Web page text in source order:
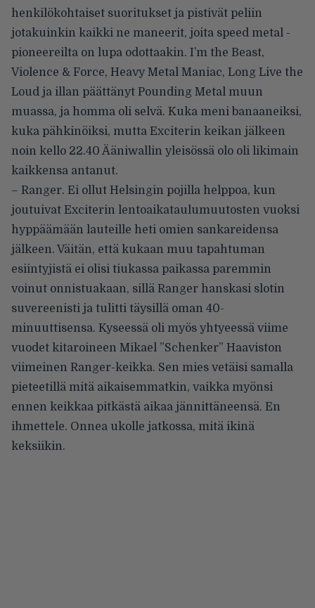
henkilökohtaiset suoritukset ja pistivät peliin
jotakuinkin kaikki ne maneerit, joita speed metal -
pioneereilta on lupa odottaakin. I’m the Beast,
Violence & Force, Heavy Metal Maniac, Long Live the
Loud ja illan päättänyt Pounding Metal muun
muassa, ja homma oli selvä. Kuka meni banaaneiksi,
kuka pähkinöiksi, mutta Exciterin keikan jälkeen
noin kello 22.40 Ääniwallin yleisössä olo oli likimain
kaikkensa antanut.
– Ranger. Ei ollut Helsingin pojilla helppoa, kun
joutuivat Exciterin lentoaikataulumuutosten vuoksi
hyppäämään lauteille heti omien sankareidensa
jälkeen. Väitän, että kukaan muu tapahtuman
esiintyjistä ei olisi tiukassa paikassa paremmin
voinut onnistuakaan, sillä Ranger hanskasi slotin
suvereenisti ja tulitti täysillä oman 40-
minuuttisensa. Kyseessä oli myös yhtyeessä viime
vuodet kitaroineen Mikael ”Schenker” Haaviston
viimeinen Ranger-keikka. Sen mies vetäisi samalla
pieteetillä mitä aikaisemmatkin, vaikka myönsi
ennen keikkaa pitkästä aikaa jännittäneensä. En
ihmettele. Onnea ukolle jatkossa, mitä ikinä
keksiikin.